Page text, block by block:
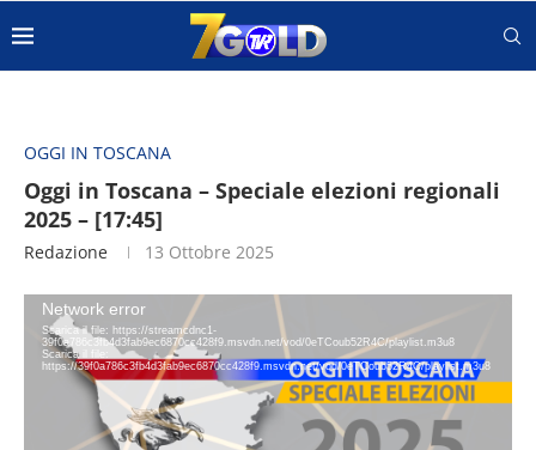
OGGI IN TOSCANA
Oggi in Toscana – Speciale elezioni regionali
2025 – [17:45]
Redazione 13 Ottobre 2025
Video
Player
Network error
Scarica il file: https://streamcdnc1-
39f0a786c3fb4d3fab9ec6870cc428f9.msvdn.net/vod/0eTCoub52R4C/playlist.m3u8
Scarica il file:
https://39f0a786c3fb4d3fab9ec6870cc428f9.msvdn.net/vod/0eTCoub52R4C/playlist.m3u8